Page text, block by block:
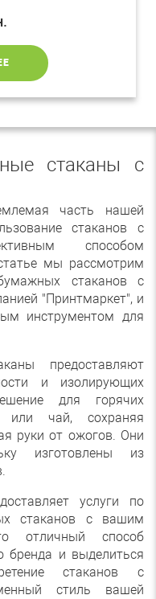
стаканы с
часть нашей
стаканов с
способом
мы рассмотрим
стаканов с
"Принтмаркет", и
инструментом для
предоставляют
и изолирующих
для горячих
или чай, сохраняя
руки от ожогов. Они
изготовлены из
услуги по
стаканов с вашим
отличный способ
бренда и выделиться
стаканов с
стиль вашей